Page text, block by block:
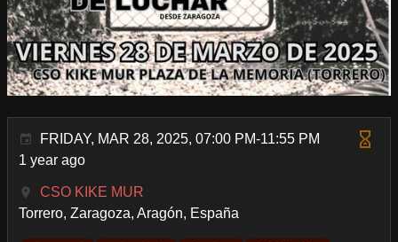
FRIDAY, MAR 28, 2025, 07:00 PM-11:55 PM
1 year ago
CSO KIKE MUR
Torrero, Zaragoza, Aragón, España